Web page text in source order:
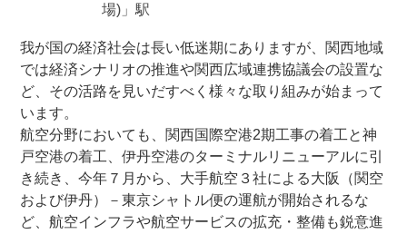
場)」駅
我が国の経済社会は長い低迷期にありますが、関西地域
では経済シナリオの推進や関西広域連携協議会の設置な
ど、その活路を見いだすべく様々な取り組みが始まって
います。
航空分野においても、関西国際空港2期工事の着工と神
戸空港の着工、伊丹空港のターミナルリニューアルに引
き続き、今年７月から、大手航空３社による大阪（関空
および伊丹）－東京シャトル便の運航が開始されるな
ど、航空インフラや航空サービスの拡充・整備も鋭意進